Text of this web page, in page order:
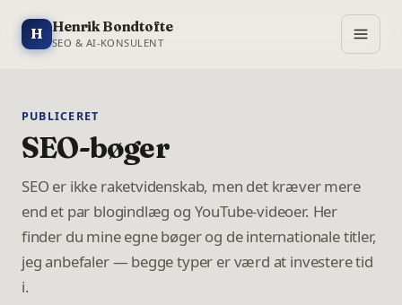
H Henrik Bondtofte
SEO & AI-KONSULENT
PUBLICERET
SEO-bøger
SEO er ikke raketvidenskab, men det kræver mere
end et par blogindlæg og YouTube-videoer. Her
finder du mine egne bøger og de internationale titler,
jeg anbefaler — begge typer er værd at investere tid
i.